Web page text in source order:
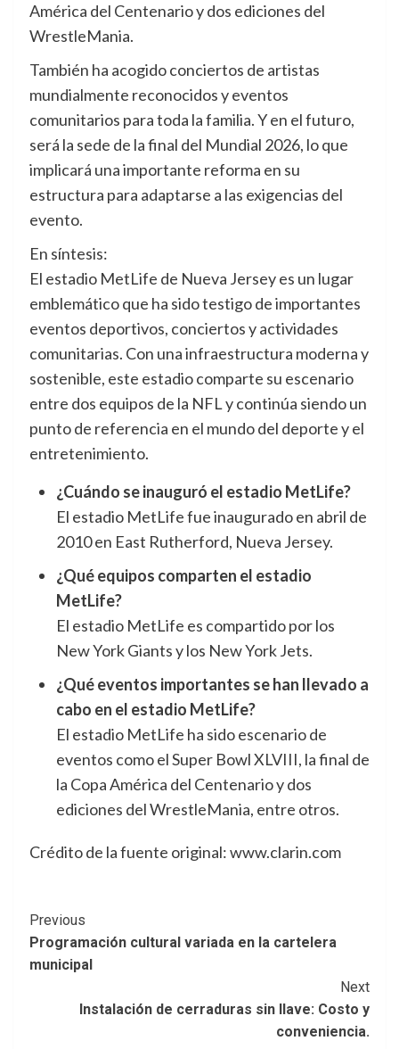
América del Centenario y dos ediciones del
WrestleMania.
También ha acogido conciertos de artistas
mundialmente reconocidos y eventos
comunitarios para toda la familia. Y en el futuro,
será la sede de la final del Mundial 2026, lo que
implicará una importante reforma en su
estructura para adaptarse a las exigencias del
evento.
En síntesis:
El estadio MetLife de Nueva Jersey es un lugar
emblemático que ha sido testigo de importantes
eventos deportivos, conciertos y actividades
comunitarias. Con una infraestructura moderna y
sostenible, este estadio comparte su escenario
entre dos equipos de la NFL y continúa siendo un
punto de referencia en el mundo del deporte y el
entretenimiento.
¿Cuándo se inauguró el estadio MetLife?
El estadio MetLife fue inaugurado en abril de
2010 en East Rutherford, Nueva Jersey.
¿Qué equipos comparten el estadio
MetLife?
El estadio MetLife es compartido por los
New York Giants y los New York Jets.
¿Qué eventos importantes se han llevado a
cabo en el estadio MetLife?
El estadio MetLife ha sido escenario de
eventos como el Super Bowl XLVIII, la final de
la Copa América del Centenario y dos
ediciones del WrestleMania, entre otros.
Crédito de la fuente original: www.clarin.com
Post
Navigation
Previous
Programación cultural variada en la cartelera
municipal
Next
Instalación de cerraduras sin llave: Costo y
conveniencia.